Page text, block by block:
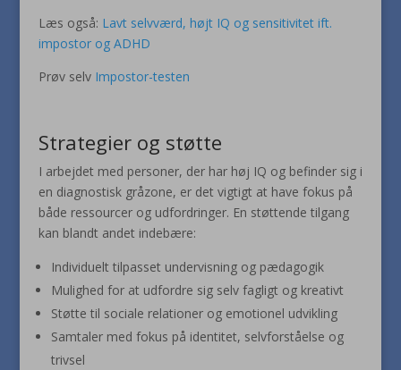
Læs også: Lavt selvværd, højt IQ og sensitivitet ift.
impostor og ADHD
Prøv selv Impostor-testen
Strategier og støtte
I arbejdet med personer, der har høj IQ og befinder sig i
en diagnostisk gråzone, er det vigtigt at have fokus på
både ressourcer og udfordringer. En støttende tilgang
kan blandt andet indebære:
Individuelt tilpasset undervisning og pædagogik
Mulighed for at udfordre sig selv fagligt og kreativt
Støtte til sociale relationer og emotionel udvikling
Samtaler med fokus på identitet, selvforståelse og
trivsel